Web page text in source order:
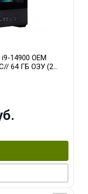
14900 OEM
64 ГБ ОЗУ (2
OC 16GB GDDR7